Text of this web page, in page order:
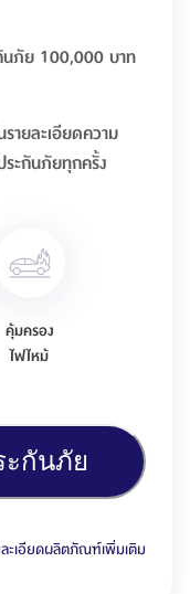
นภัย 100,000 บาท
รายละเอียดความ
ระกันภัยทุกครั้ง
คุ้มครอง
ไฟไหม้
ะกันภัย
ะเอียดผลิตภัณฑ์เพิ่มเติม